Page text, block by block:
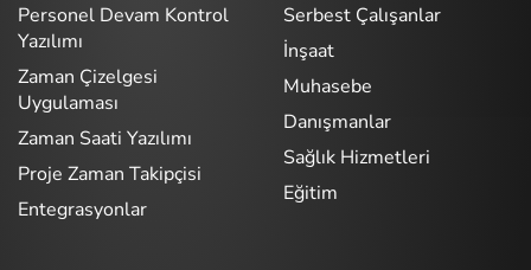
Personel Devam Kontrol
Yazılımı
Zaman Çizelgesi
Uygulaması
Zaman Saati Yazılımı
Proje Zaman Takipçisi
Entegrasyonlar
Serbest Çalışanlar
İnşaat
Muhasebe
Danışmanlar
Sağlık Hizmetleri
Eğitim